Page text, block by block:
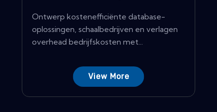
Ontwerp kostenefficiënte database-
oplossingen, schaalbedrijven en verlagen
overhead bedrijfskosten met...
View More